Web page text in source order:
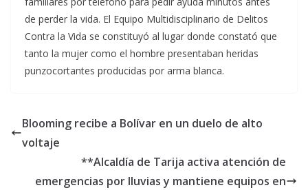
de perder la vida. El Equipo Multidisciplinario de Delitos
Contra la Vida se constituyó al lugar donde constató que
tanto la mujer como el hombre presentaban heridas
punzocortantes producidas por arma blanca.
Blooming recibe a Bolívar en un duelo de alto
voltaje
**Alcaldía de Tarija activa atención de
emergencias por lluvias y mantiene equipos en